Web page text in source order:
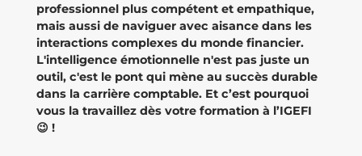
professionnel plus compétent et empathique,
mais aussi de naviguer avec aisance dans les
interactions complexes du monde financier.
L'intelligence émotionnelle n'est pas juste un
outil, c'est le pont qui mène au succès durable
dans la carrière comptable. Et c’est pourquoi
vous la travaillez dès votre formation à l’IGEFI
😉 !